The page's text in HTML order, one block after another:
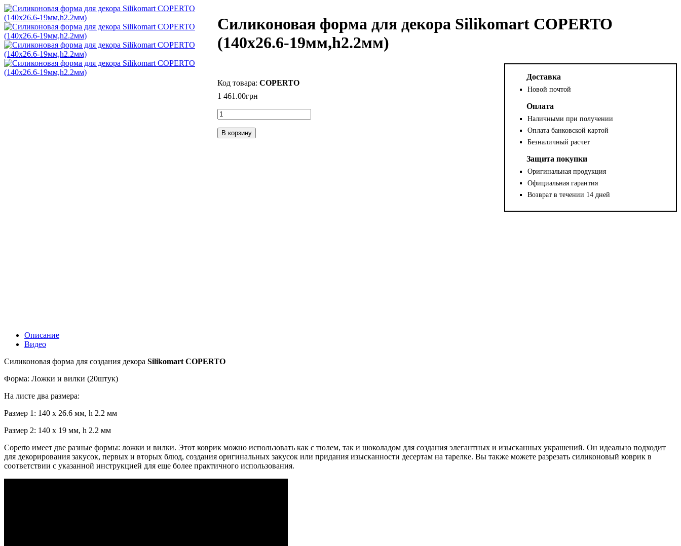
Силиконовая форма для декора Silikomart COPERTO
(140x26.6-19мм,h2.2мм)
COPERTO
1 461 .00грн
В корзину
Доставка
Новой почтой
Оплата
Наличными при получении
Оплата банковской картой
Безналичный расчет
Защита покупки
Оригинальная продукция
Официальная гарантия
Возврат в течении 14 дней
Описание
Видео
Силиконовая форма для создания декора Silikomart COPERTO
Форма: Ложки и вилки (20штук)
На листе два размера:
Размер 1: 140 x 26.6 мм, h 2.2 мм
Размер 2: 140 x 19 мм, h 2.2 мм
Coperto имеет две разные формы: ложки и вилки. Этот коврик можно использовать как с тюлем, так и шоколадом для создания элегантных и изысканных украшений. Он идеально подходит
для декорирования закусок, первых и вторых блюд, создания оригинальных закусок или придания изысканности десертам на тарелке. Вы также можете разрезать силиконовый коврик в
соответствии с указанной инструкцией для еще более практичного использования.